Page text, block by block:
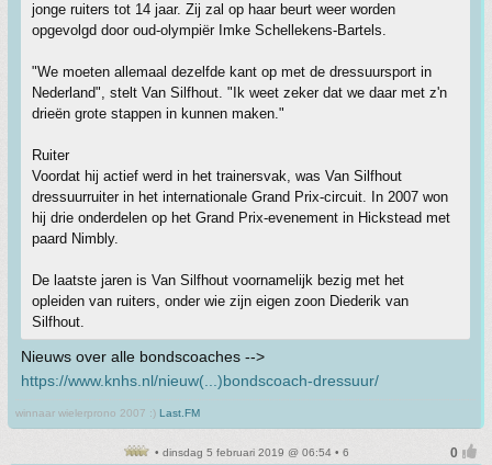
jonge ruiters tot 14 jaar. Zij zal op haar beurt weer worden
opgevolgd door oud-olympiër Imke Schellekens-Bartels.
"We moeten allemaal dezelfde kant op met de dressuursport in
Nederland", stelt Van Silfhout. "Ik weet zeker dat we daar met z'n
drieën grote stappen in kunnen maken."
Ruiter
Voordat hij actief werd in het trainersvak, was Van Silfhout
dressuurruiter in het internationale Grand Prix-circuit. In 2007 won
hij drie onderdelen op het Grand Prix-evenement in Hickstead met
paard Nimbly.
De laatste jaren is Van Silfhout voornamelijk bezig met het
opleiden van ruiters, onder wie zijn eigen zoon Diederik van
Silfhout.
Nieuws over alle bondscoaches -->
https://www.knhs.nl/nieuw(...)bondscoach-dressuur/
winnaar wielerprono 2007 :) Last.FM
• dinsdag 5 februari 2019 @ 06:54 • 6